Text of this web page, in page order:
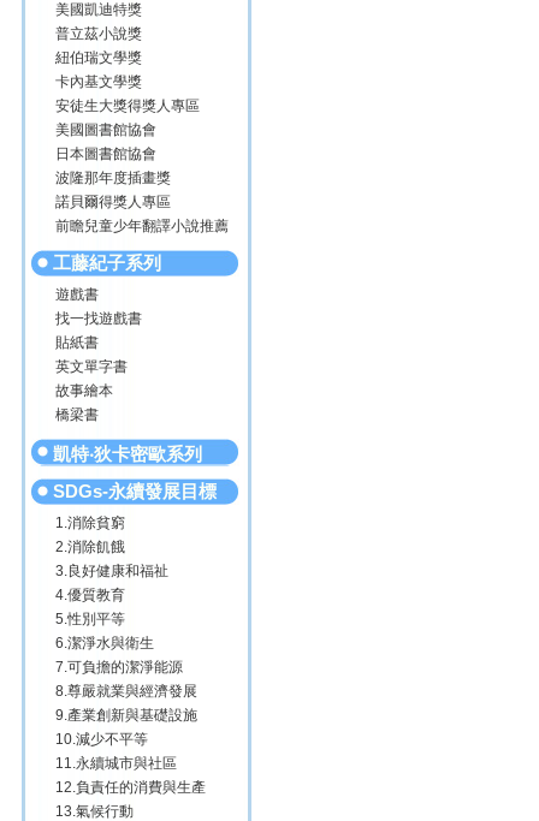
美國凱迪特獎
普立茲小說獎
紐伯瑞文學獎
卡內基文學獎
安徒生大獎得獎人專區
美國圖書館協會
日本圖書館協會
波隆那年度插畫獎
諾貝爾得獎人專區
前瞻兒童少年翻譯小說推薦
工藤紀子系列
遊戲書
找一找遊戲書
貼紙書
英文單字書
故事繪本
橋梁書
凱特‧狄卡密歐系列
SDGs-永續發展目標
1.消除貧窮
2.消除飢餓
3.良好健康和福祉
4.優質教育
5.性別平等
6.潔淨水與衛生
7.可負擔的潔淨能源
8.尊嚴就業與經濟發展
9.產業創新與基礎設施
10.減少不平等
11.永續城市與社區
12.負責任的消費與生產
13.氣候行動